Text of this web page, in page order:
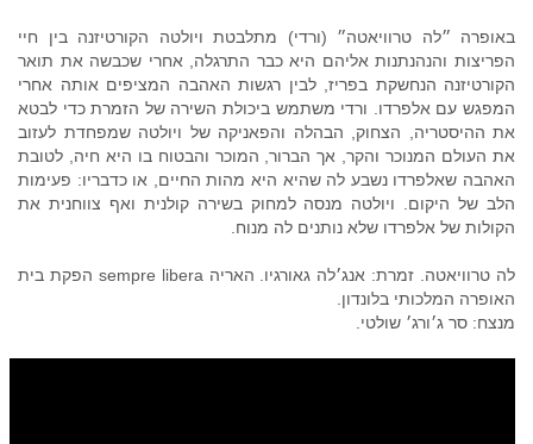
באופרה ״לה טרוויאטה״ (ורדי) מתלבטת ויולטה הקורטיזנה בין חיי
הפריצות והנהנתנות אליהם היא כבר התרגלה, אחרי שכבשה את תואר
הקורטיזנה הנחשקת בפריז, לבין רגשות האהבה המציפים אותה אחרי
המפגש עם אלפרדו. ורדי משתמש ביכולת השירה של הזמרת כדי לבטא
את ההיסטריה, הצחוק, הבהלה והפאניקה של ויולטה שמפחדת לעזוב
את העולם המנוכר והקר, אך הברור, המוכר והבטוח בו היא חיה, לטובת
האהבה שאלפרדו נשבע לה שהיא היא מהות החיים, או כדבריו: פעימות
הלב של היקום. ויולטה מנסה למחוק בשירה קולנית ואף צווחנית את
הקולות של אלפרדו שלא נותנים לה מנוח.
לה טרוויאטה. זמרת: אנג׳לה גאורגיו. האריה sempre libera הפקת בית
האופרה המלכותי בלונדון.
מנצח: סר ג׳ורג׳ שולטי.